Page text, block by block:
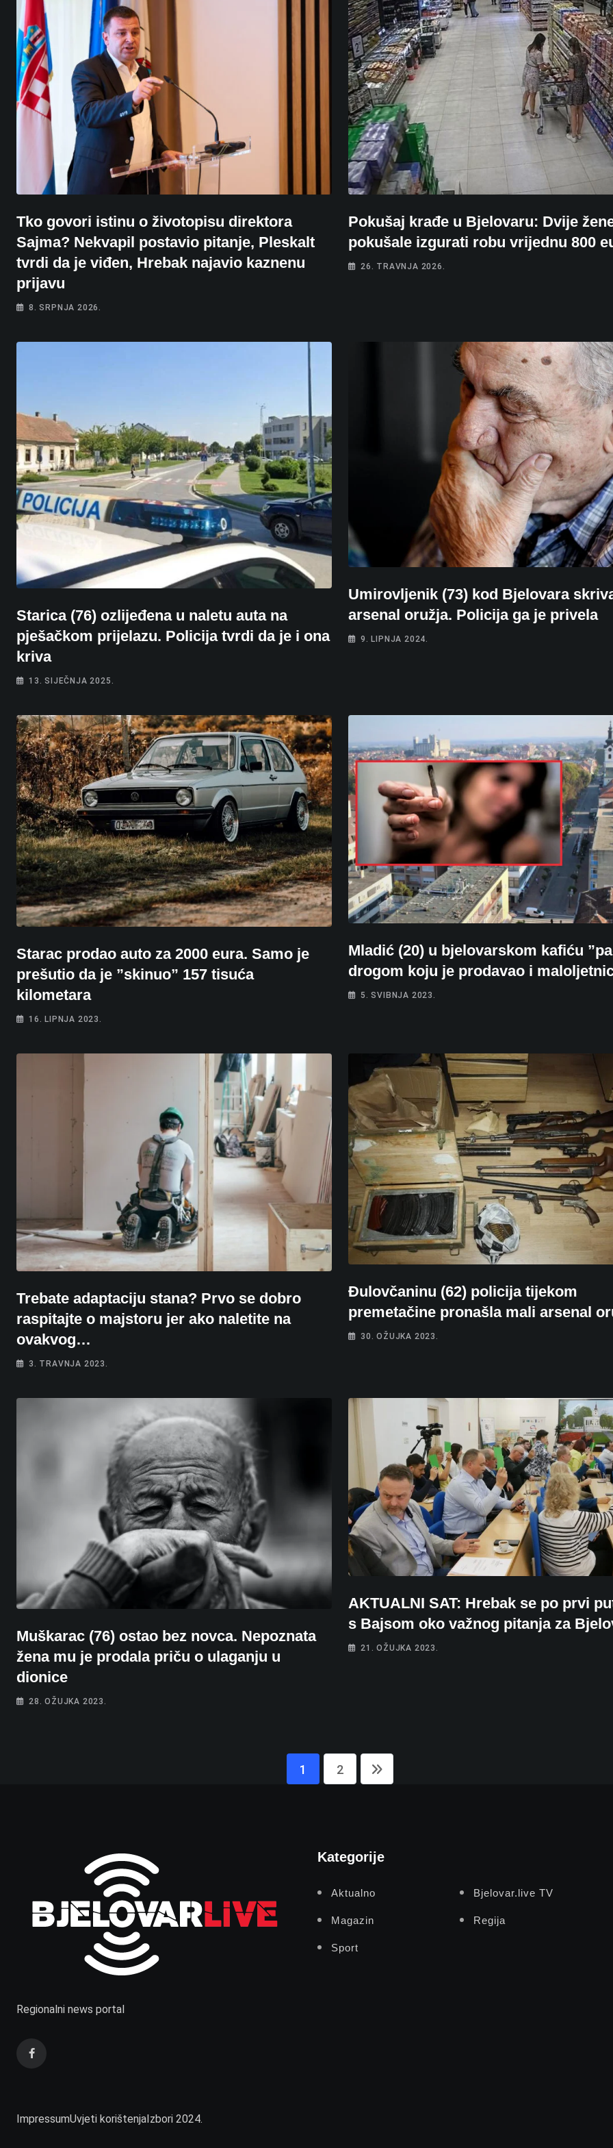
Tko govori istinu o životopisu direktora
Sajma? Nekvapil postavio pitanje, Pleskalt
tvrdi da je viđen, Hrebak najavio kaznenu
prijavu
8. SRPNJA 2026.
Pokušaj krađe u Bjelovaru: Dvije
pokušale izgurati robu vrijednu 800
26. TRAVNJA 2026.
Starica (76) ozlijeđena u naletu auta na
pješačkom prijelazu. Policija tvrdi da je i ona
kriva
13. SIJEČNJA 2025.
Umirovljenik (73) kod Bjelovara
arsenal oružja. Policija ga je privela
9. LIPNJA 2024.
Starac prodao auto za 2000 eura. Samo je
prešutio da je ”skinuo” 157 tisuća
kilometara
16. LIPNJA 2023.
Mladić (20) u bjelovarskom kafiću
drogom koju je prodavao i
5. SVIBNJA 2023.
Trebate adaptaciju stana? Prvo se dobro
raspitajte o majstoru jer ako naletite na
ovakvog…
3. TRAVNJA 2023.
Đulovčaninu (62) policija tijekom
premetačine pronašla mali arsenal
30. OŽUJKA 2023.
Muškarac (76) ostao bez novca. Nepoznata
žena mu je prodala priču o ulaganju u
dionice
28. OŽUJKA 2023.
AKTUALNI SAT: Hrebak se po prvi
s Bajsom oko važnog pitanja za
21. OŽUJKA 2023.
1 2
Regionalni news portal
ImpressumUvjeti korištenjaIzbori 2024.
Kategorije
Aktualno Bjelovar.live TV
Magazin Regija
Sport